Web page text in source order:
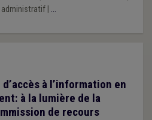
administratif| ...
à l’information en
à la lumière de la
de recours